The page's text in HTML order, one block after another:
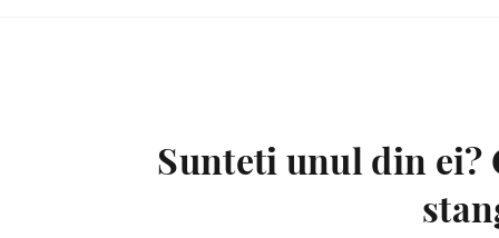
Sunteti unul din ei?